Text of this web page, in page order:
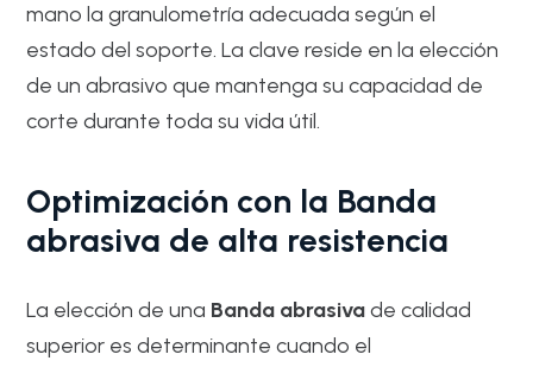
mano la granulometría adecuada según el
estado del soporte. La clave reside en la elección
de un abrasivo que mantenga su capacidad de
corte durante toda su vida útil.
Optimización con la Banda
abrasiva de alta resistencia
La elección de una Banda abrasivade calidad
superior es determinante cuando el